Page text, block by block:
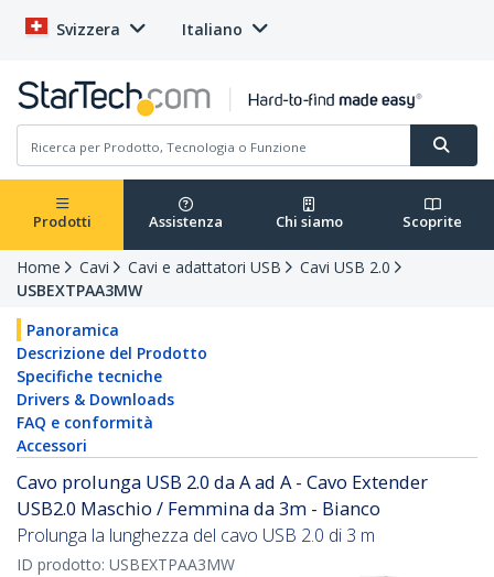
Svizzera Italiano
Prodotti Assistenza Chi siamo Scoprite
Home Cavi Cavi e adattatori USB
Cavi USB 2.0
USBEXTPAA3MW
Panoramica
Descrizione del Prodotto
Specifiche tecniche
Drivers & Downloads
FAQ e conformità
Accessori
Cavo prolunga USB 2.0 da A ad A - Cavo Extender
USB2.0 Maschio / Femmina da 3m - Bianco
Prolunga la lunghezza del cavo USB 2.0 di 3 m
ID prodotto: USBEXTPAA3MW